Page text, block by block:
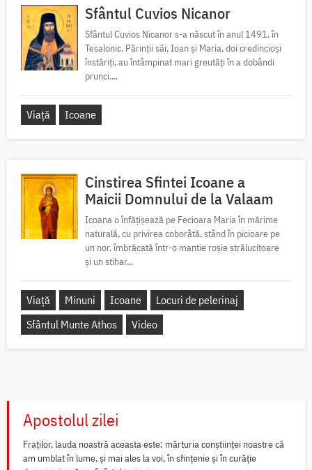
Sfântul Cuvios Nicanor
Sfântul Cuvios Nicanor s-a născut în anul 1491, în
Tesalonic. Părinții săi, Ioan și Maria, doi credincioși
înstăriți, au întâmpinat mari greutăți în a dobândi
prunci....
Viață Icoane
Cinstirea Sfintei Icoane a
Maicii Domnului de la Valaam
Icoana o înfățișează pe Fecioara Maria în mărime
naturală, cu privirea coborâtă, stând în picioare pe
un nor, îmbrăcată într-o mantie roșie strălucitoare
și un stihar...
Viață Minuni Icoane
Locuri de pelerinaj
Sfântul Munte Athos
Video
Apostolul zilei
Fraților, lauda noastră aceasta este: mărturia conștiinței noastre că
am umblat în lume, și mai ales la voi, în sfințenie și în curăție